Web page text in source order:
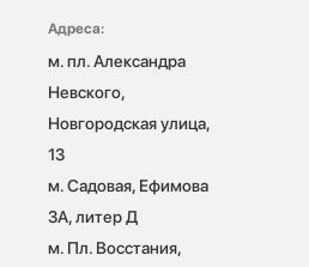
Адреса:
м. пл. Александра
Невского,
Новгородская улица,
13
м. Садовая, Ефимова
3А, литер Д
м. Пл. Восстания,